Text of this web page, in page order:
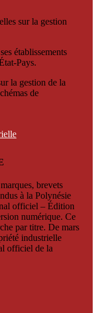
sur la gestion
établissements
Pays.
la gestion de la
de
brevets
à la Polynésie
officiel – Édition
numérique. Ce
par titre. De mars
industrielle
officiel de la